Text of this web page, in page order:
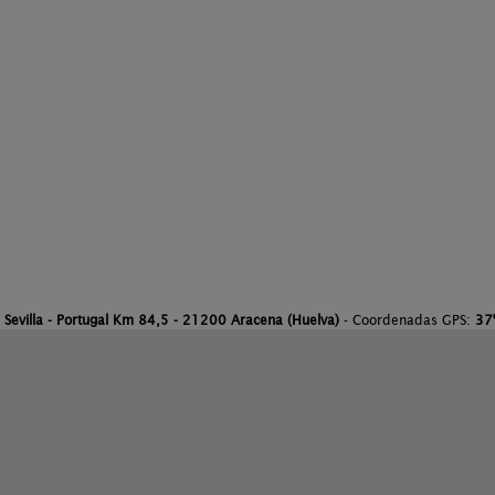
Sevilla - Portugal Km 84,5 - 21200 Aracena (Huelva) - Coordenadas GPS: